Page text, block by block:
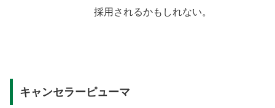
採用されるかもしれない。
キャンセラーピューマ